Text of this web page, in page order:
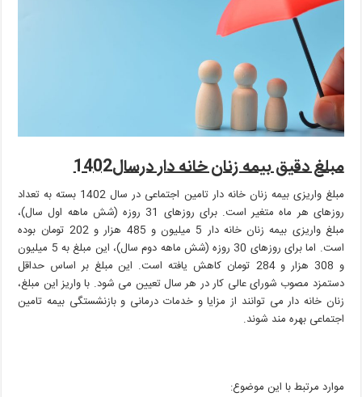
مبلغ دقیق بیمه زنان خانه دار درسال1402
مبلغ واریزی بیمه زنان خانه دار تامین اجتماعی در سال 1402 بسته به تعداد
روزهای هر ماه متغیر است. برای روزهای 31 روزه (شش ماهه اول سال)،
مبلغ واریزی بیمه زنان خانه دار 5 میلیون و 485 هزار و 202 تومان بوده
است. اما برای روزهای 30 روزه (شش ماهه دوم سال)، این مبلغ به 5 میلیون
و 308 هزار و 284 تومان کاهش یافته است. این مبلغ بر اساس حداقل
دستمزد مصوب شورای عالی کار در هر سال تعیین می شود. با واریز این مبلغ،
زنان خانه دار می توانند از مزایا و خدمات درمانی و بازنشستگی بیمه تامین
اجتماعی بهره مند شوند.
موارد مرتبط با این موضوع: